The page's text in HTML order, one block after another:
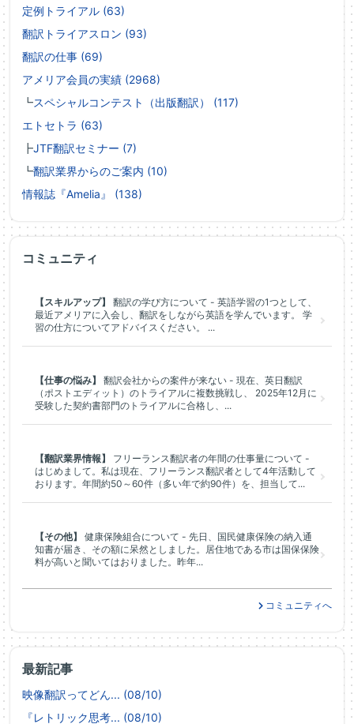
定例トライアル (63)
翻訳トライアスロン (93)
翻訳の仕事 (69)
アメリア会員の実績 (2968)
┗スペシャルコンテスト（出版翻訳） (117)
エトセトラ (63)
┣JTF翻訳セミナー (7)
┗翻訳業界からのご案内 (10)
情報誌『Amelia』 (138)
最新記事
映像翻訳ってどん... (08/10)
『レトリック思考... (08/10)
コミュニティ
【スキルアップ】
翻訳の学び方について - 英語学習の1つとして、
最近アメリアに入会し、翻訳をしながら英語を学んでいます。 学
習の仕方についてアドバイスください。 ...
【仕事の悩み】
翻訳会社からの案件が来ない - 現在、英日翻訳
（ポストエディット）のトライアルに複数挑戦し、 2025年12月に
受験した契約書部門のトライアルに合格し、...
【翻訳業界情報】
フリーランス翻訳者の年間の仕事量について -
はじめまして。私は現在、フリーランス翻訳者として4年活動して
おります。年間約50～60件（多い年で約90件）を、担当して...
【その他】
健康保険組合について - 先日、国民健康保険の納入通
知書が届き、その額に呆然としました。居住地である市は国保保険
料が高いと聞いてはおりました。昨年...
コミュニティへ